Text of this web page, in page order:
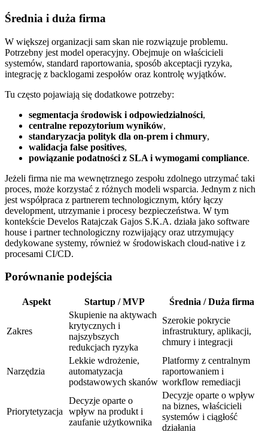
Średnia i duża firma
W większej organizacji sam skan nie rozwiązuje problemu.
Potrzebny jest model operacyjny. Obejmuje on właścicieli
systemów, standard raportowania, sposób akceptacji ryzyka,
integrację z backlogami zespołów oraz kontrolę wyjątków.
Tu często pojawiają się dodatkowe potrzeby:
segmentacja środowisk i odpowiedzialności,
centralne repozytorium wyników,
standaryzacja polityk dla on-prem i chmury,
walidacja false positives,
powiązanie podatności z SLA i wymogami compliance.
Jeżeli firma nie ma wewnętrznego zespołu zdolnego utrzymać taki
proces, może korzystać z różnych modeli wsparcia. Jednym z nich
jest współpraca z partnerem technologicznym, który łączy
development, utrzymanie i procesy bezpieczeństwa. W tym
kontekście Develos Ratajczak Gajos S.K.A. działa jako software
house i partner technologiczny rozwijający oraz utrzymujący
dedykowane systemy, również w środowiskach cloud-native i z
procesami CI/CD.
Porównanie podejścia
Aspekt Startup / MVP Średnia / Duża firma
Zakres
Skupienie na aktywach
krytycznych i
najszybszych
redukcjach ryzyka
Szerokie pokrycie
infrastruktury, aplikacji,
chmury i integracji
Narzędzia
Lekkie wdrożenie,
automatyzacja
podstawowych skanów
Platformy z centralnym
raportowaniem i
workflow remediacji
Priorytetyzacja
Decyzje oparte o
wpływ na produkt i
zaufanie użytkownika
Decyzje oparte o wpływ
na biznes, właścicieli
systemów i ciągłość
działania